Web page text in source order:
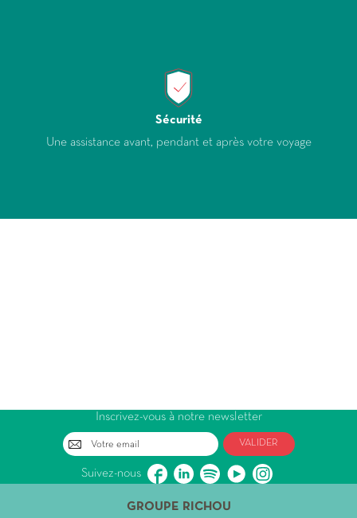
Sécurité
Une assistance avant, pendant et après votre voyage
Inscrivez-vous à notre newsletter
VALIDER
Suivez-nous
GROUPE RICHOU